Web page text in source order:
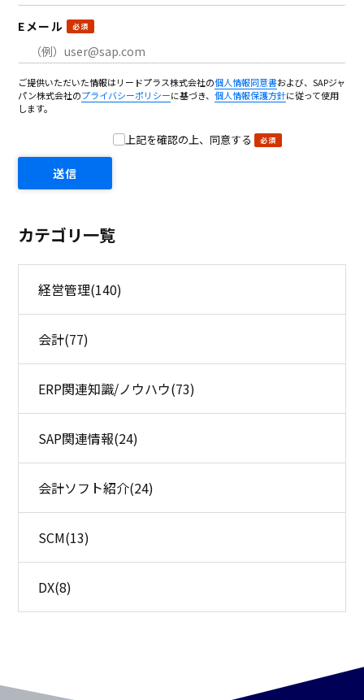
Eメール
ご提供いただいた情報はリードプラス株式会社の個人情報同意書および、SAPジャ
パン株式会社のプライバシーポリシーに基づき、個人情報保護方針に従って使用
します。
上記を確認の上、同意する
カテゴリ一覧
経営管理(140)
会計(77)
ERP関連知識/ノウハウ(73)
SAP関連情報(24)
会計ソフト紹介(24)
SCM(13)
DX(8)